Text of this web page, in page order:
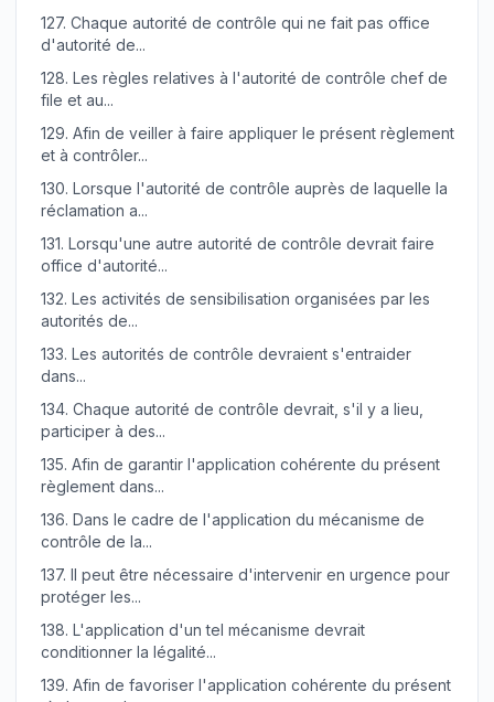
127. Chaque autorité de contrôle qui ne fait pas office
d'autorité de...
128. Les règles relatives à l'autorité de contrôle chef de
file et au...
129. Afin de veiller à faire appliquer le présent règlement
et à contrôler...
130. Lorsque l'autorité de contrôle auprès de laquelle la
réclamation a...
131. Lorsqu'une autre autorité de contrôle devrait faire
office d'autorité...
132. Les activités de sensibilisation organisées par les
autorités de...
133. Les autorités de contrôle devraient s'entraider
dans...
134. Chaque autorité de contrôle devrait, s'il y a lieu,
participer à des...
135. Afin de garantir l'application cohérente du présent
règlement dans...
136. Dans le cadre de l'application du mécanisme de
contrôle de la...
137. Il peut être nécessaire d'intervenir en urgence pour
protéger les...
138. L'application d'un tel mécanisme devrait
conditionner la légalité...
139. Afin de favoriser l'application cohérente du présent